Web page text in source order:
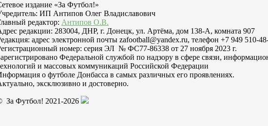
издание «За Футбол!»
ИП Антипов Олег Владиславович
редактор: Антипов О.В.
редакции: 283004, ДНР, г. Донецк, ул. Артёма, дом 138-А, комната 907
адрес электронной почты zafootball@yandex.ru, телефон +7 949 510-
номер: серия ЭЛ № ФС77-86338 от 27 ноября 2023 г.
Федеральной службой по надзору в сфере связи,
и массовых коммуникаций Российской Федерации
о футболе Донбасса в самых различных его проявлениях.
эксклюзивно и достоверно.
За Футбол! 2021-2026